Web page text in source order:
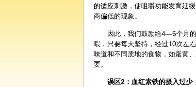
的适应刺激，使咀嚼功能发育延
商偏低的现象。
因此，我们鼓励给4—6个月
喂，只要每天坚持，经过10次左
味道和不同质地的食物，如蛋黄
要。
误区2：血红素铁的摄入过少